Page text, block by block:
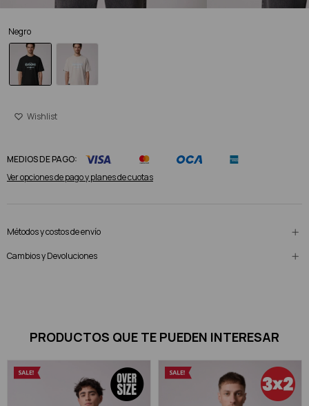
Negro
MEDIOS DE PAGO:
Ver opciones de pago y planes de cuotas
Métodos y costos de envío
Cambios y Devoluciones
PRODUCTOS QUE TE PUEDEN INTERESAR